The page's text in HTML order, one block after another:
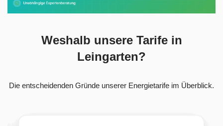
Weshalb unsere Tarife in
Leingarten?
Die entscheidenden Gründe unserer Energietarife im Überblick.